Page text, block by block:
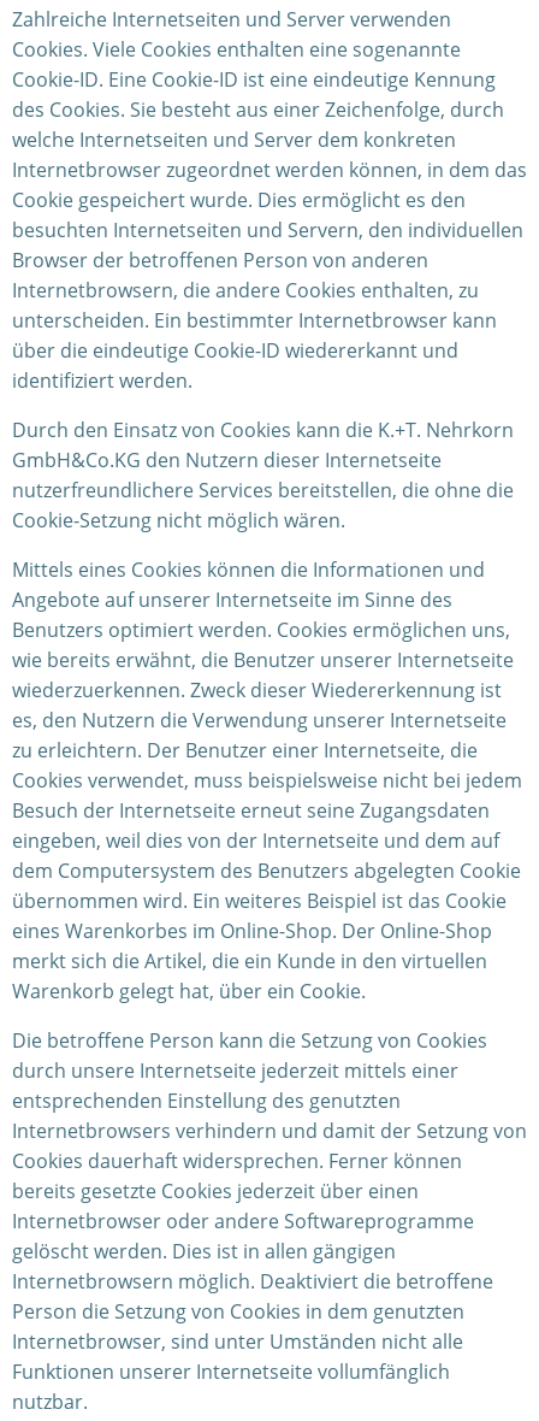
Zahlreiche Internetseiten und Server verwenden
Cookies. Viele Cookies enthalten eine sogenannte
Cookie-ID. Eine Cookie-ID ist eine eindeutige Kennung
des Cookies. Sie besteht aus einer Zeichenfolge, durch
welche Internetseiten und Server dem konkreten
Internetbrowser zugeordnet werden können, in dem das
Cookie gespeichert wurde. Dies ermöglicht es den
besuchten Internetseiten und Servern, den individuellen
Browser der betroffenen Person von anderen
Internetbrowsern, die andere Cookies enthalten, zu
unterscheiden. Ein bestimmter Internetbrowser kann
über die eindeutige Cookie-ID wiedererkannt und
identifiziert werden.
Durch den Einsatz von Cookies kann die K.+T. Nehrkorn
GmbH&Co.KG den Nutzern dieser Internetseite
nutzerfreundlichere Services bereitstellen, die ohne die
Cookie-Setzung nicht möglich wären.
Mittels eines Cookies können die Informationen und
Angebote auf unserer Internetseite im Sinne des
Benutzers optimiert werden. Cookies ermöglichen uns,
wie bereits erwähnt, die Benutzer unserer Internetseite
wiederzuerkennen. Zweck dieser Wiedererkennung ist
es, den Nutzern die Verwendung unserer Internetseite
zu erleichtern. Der Benutzer einer Internetseite, die
Cookies verwendet, muss beispielsweise nicht bei jedem
Besuch der Internetseite erneut seine Zugangsdaten
eingeben, weil dies von der Internetseite und dem auf
dem Computersystem des Benutzers abgelegten Cookie
übernommen wird. Ein weiteres Beispiel ist das Cookie
eines Warenkorbes im Online-Shop. Der Online-Shop
merkt sich die Artikel, die ein Kunde in den virtuellen
Warenkorb gelegt hat, über ein Cookie.
Die betroffene Person kann die Setzung von Cookies
durch unsere Internetseite jederzeit mittels einer
entsprechenden Einstellung des genutzten
Internetbrowsers verhindern und damit der Setzung von
Cookies dauerhaft widersprechen. Ferner können
bereits gesetzte Cookies jederzeit über einen
Internetbrowser oder andere Softwareprogramme
gelöscht werden. Dies ist in allen gängigen
Internetbrowsern möglich. Deaktiviert die betroffene
Person die Setzung von Cookies in dem genutzten
Internetbrowser, sind unter Umständen nicht alle
Funktionen unserer Internetseite vollumfänglich
nutzbar.